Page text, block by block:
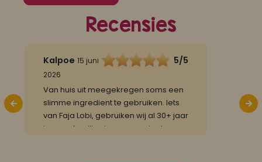
Recensies
Kalpoe 15 juni
2026
5/5
Van huis uit meegekregen soms een
slimme ingredient te gebruiken. Iets
van Faja Lobi, gebruiken wij al 30+ jaar
in onze families in een speciaal